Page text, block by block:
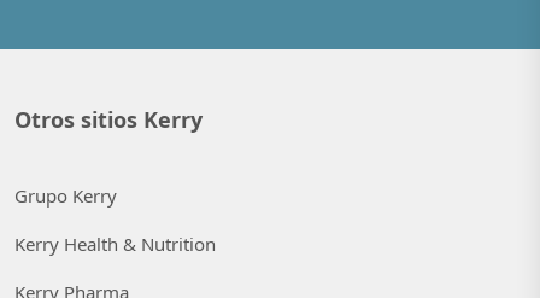
Otros sitios Kerry
Grupo Kerry
Kerry Health & Nutrition
Kerry Pharma